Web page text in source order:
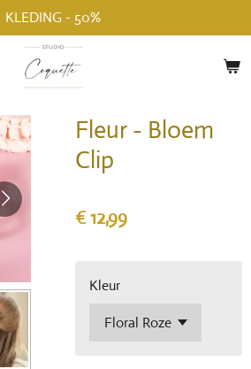
KLEDING - 50%
Fleur - Bloem
Clip
€ 12,99
Kleur